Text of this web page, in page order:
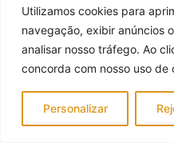
Utilizamos cookies para
navegação, exibir anúncios
analisar nosso tráfego. Ao
concorda com nosso uso de
Personalizar
Política
Todos os direitos